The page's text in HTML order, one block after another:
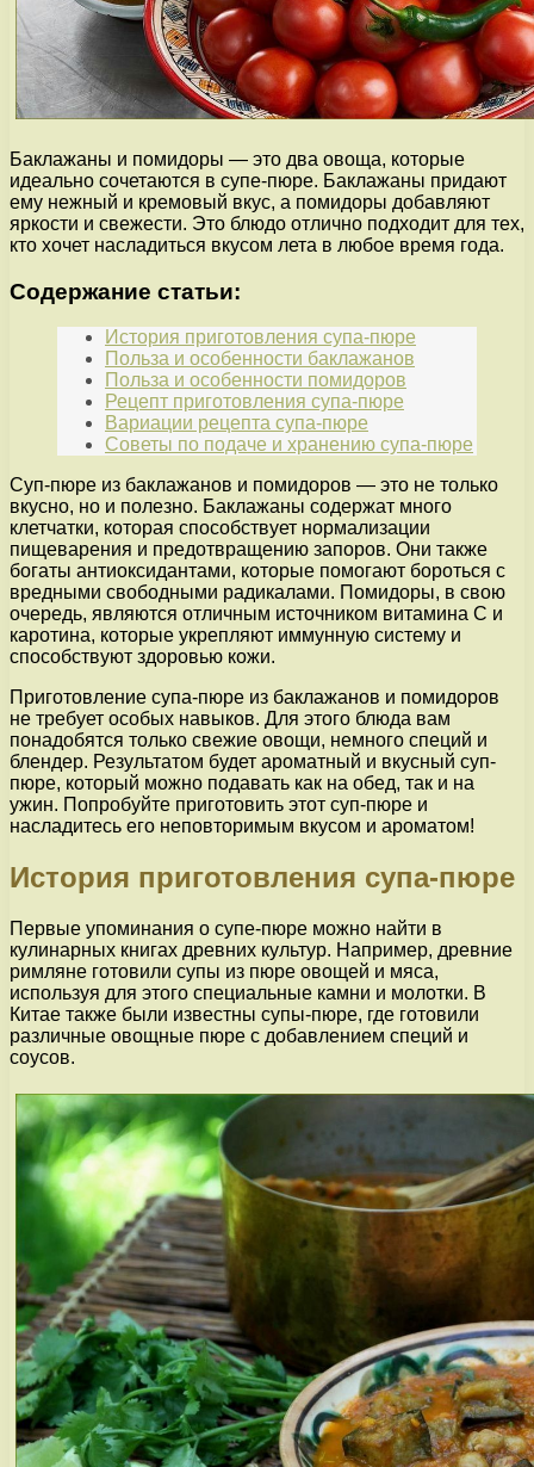
Баклажаны и помидоры — это два овоща, которые
идеально сочетаются в супе-пюре. Баклажаны придают
ему нежный и кремовый вкус, а помидоры добавляют
яркости и свежести. Это блюдо отлично подходит для тех,
кто хочет насладиться вкусом лета в любое время года.
Содержание статьи:
История приготовления супа-пюре
Польза и особенности баклажанов
Польза и особенности помидоров
Рецепт приготовления супа-пюре
Вариации рецепта супа-пюре
Советы по подаче и хранению супа-пюре
Суп-пюре из баклажанов и помидоров — это не только
вкусно, но и полезно. Баклажаны содержат много
клетчатки, которая способствует нормализации
пищеварения и предотвращению запоров. Они также
богаты антиоксидантами, которые помогают бороться с
вредными свободными радикалами. Помидоры, в свою
очередь, являются отличным источником витамина С и
каротина, которые укрепляют иммунную систему и
способствуют здоровью кожи.
Приготовление супа-пюре из баклажанов и помидоров
не требует особых навыков. Для этого блюда вам
понадобятся только свежие овощи, немного специй и
блендер. Результатом будет ароматный и вкусный суп-
пюре, который можно подавать как на обед, так и на
ужин. Попробуйте приготовить этот суп-пюре и
насладитесь его неповторимым вкусом и ароматом!
История приготовления супа-пюре
Первые упоминания о супе-пюре можно найти в
кулинарных книгах древних культур. Например, древние
римляне готовили супы из пюре овощей и мяса,
используя для этого специальные камни и молотки. В
Китае также были известны супы-пюре, где готовили
различные овощные пюре с добавлением специй и
соусов.